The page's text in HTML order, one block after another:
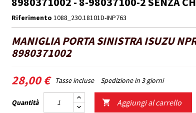
Riferimento 1088_230.18101D-INP763
MANIGLIA PORTA SINISTRA ISUZU
8980371002
28,00 € Tasse incluse Spedizione in 3 giorni
Quantità  Aggiungi al carrello